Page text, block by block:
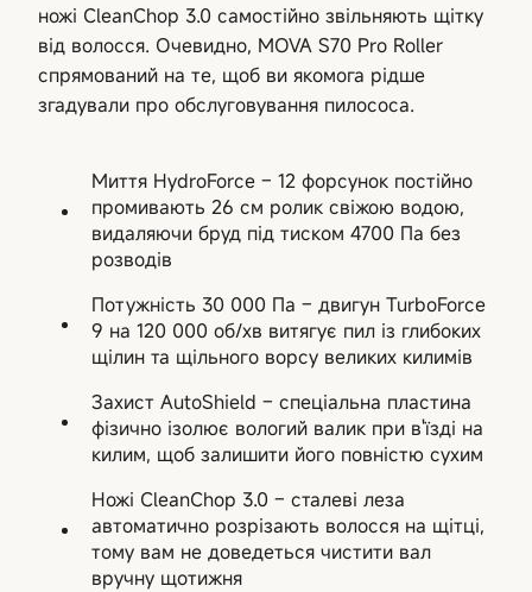
ножі CleanChop 3.0 самостійно звільняють щітку
від волосся. Очевидно, MOVA S70 Pro Roller
спрямований на те, щоб ви якомога рідше
згадували про обслуговування пилососа.
Миття HydroForce – 12 форсунок постійно
промивають 26 см ролик свіжою водою,
видаляючи бруд під тиском 4700 Па без
розводів
Потужність 30 000 Па – двигун TurboForce
9 на 120 000 об/хв витягує пил із глибоких
щілин та щільного ворсу великих килимів
Захист AutoShield – спеціальна пластина
фізично ізолює вологий валик при в'їзді на
килим, щоб залишити його повністю сухим
Ножі CleanChop 3.0 – сталеві леза
автоматично розрізають волосся на щітці,
тому вам не доведеться чистити вал
вручну щотижня